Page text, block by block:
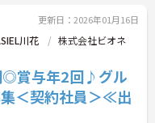
更新日：2026年01月16日
川花
株式会社ビオネ
◎賞与年2回♪グル
＜契約社員＞≪出